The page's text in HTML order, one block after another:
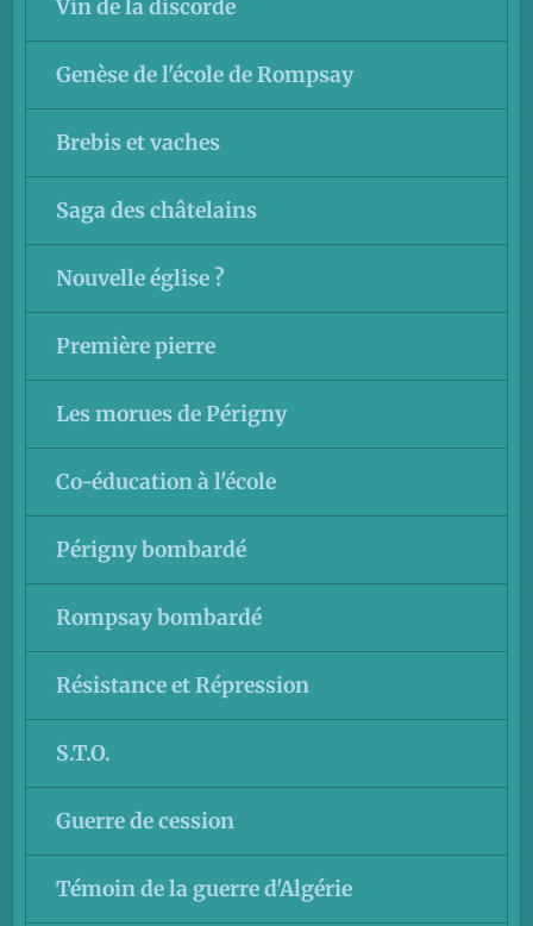
Vin de la discorde
Genèse de l'école de Rompsay
Brebis et vaches
Saga des châtelains
Nouvelle église ?
Première pierre
Les morues de Périgny
Co-éducation à l'école
Périgny bombardé
Rompsay bombardé
Résistance et Répression
S.T.O.
Guerre de cession
Témoin de la guerre d'Algérie